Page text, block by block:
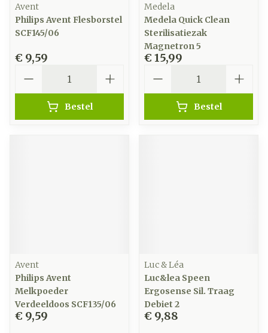
Avent
Philips Avent Flesborstel
SCF145/06
€ 9,59
Bestel
Medela
Medela Quick Clean
Sterilisatiezak
Magnetron 5
€ 15,99
Bestel
Avent
Philips Avent
Melkpoeder
Verdeeldoos SCF135/06
€ 9,59
Luc & Léa
Luc&lea Speen
Ergosense Sil. Traag
Debiet 2
€ 9,88